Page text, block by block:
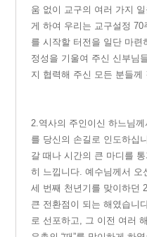
움 없이 교구의 여러 가지
게 하여 우리는 교구설정
를 시작할 터전을 일단 마
정성을 기울여 주신 신부님
지 협력해 주신 모든 분들께
2.역사의 주인이신 하느님
를 당신의 손길로 인도하십
갈 때나 시간의 큰 마디를
히 느낍니다. 예수님께서 오
세 번째 천년기를 맞이하던
큰 전환점이 되는 해였습니
로 선포하고, 그 이전 여러